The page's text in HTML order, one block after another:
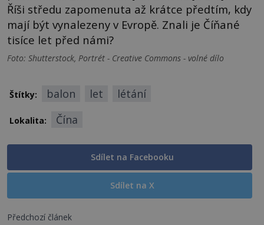
Říši středu zapomenuta až krátce předtím, kdy
mají být vynalezeny v Evropě. Znali je Číňané
tisíce let před námi?
Foto: Shutterstock, Portrét - Creative Commons - volné dílo
Štítky: balon let létání
Lokalita: Čína
Sdílet na Facebooku
Sdílet na X
Předchozí článek